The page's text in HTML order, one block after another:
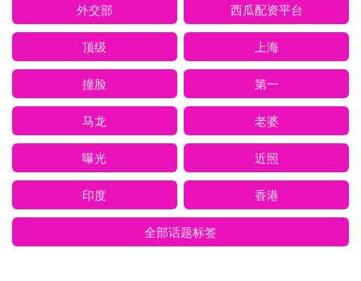
外交部 西瓜配资平台
顶级 上海
撞脸 第一
马龙 老婆
曝光 近照
印度 香港
全部话题标签